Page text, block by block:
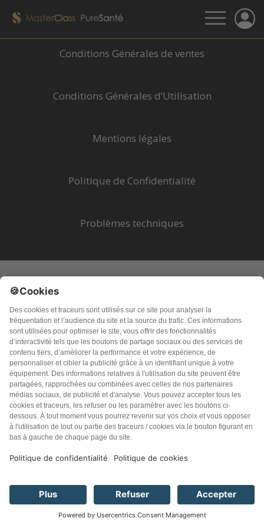
Conditions Générales de ventes
Conditions Générales d’Utilisation
Mentions légales
Politique de Confidentialité
Problèmes techniques
améliorer et non à remplacer la relation qui existe entre le
visiteur du site et son médecin. En cas de malaise ou de
maladie, consultez d’abord un médecin ou un professionnel
de la santé en mesure d’évaluer adéquatement votre état
de santé. En utilisant ce site, vous reconnaissez avoir pris
connaissance de l’avis de désengagement de responsabilité
et vous consentez à ses modalités. Si vous n’y consentez
pas, vous n’êtes pas autorisé à utiliser ce site.